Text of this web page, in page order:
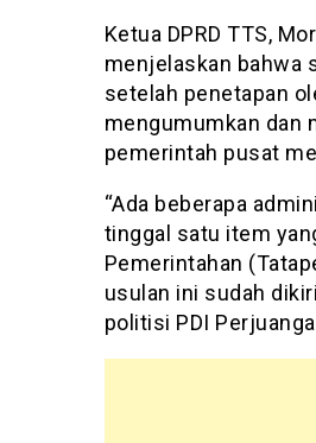
Ketua DPRD TTS,
menjelaskan bahwa
setelah penetapan
mengumumkan dan
pemerintah pusat
“Ada beberapa
tinggal satu item
Pemerintahan
usulan ini sudah
politisi PDI